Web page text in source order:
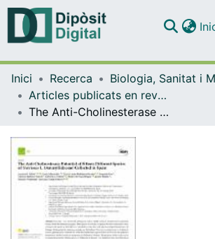
Navega per
Inici Recerca
Articles publicats en revistes (Biologia, Sanitat i Medi Ambient)
The Anti-Cholinesterase Potential of Fifteen Different Species of Narcissus L. (Amaryllidaceae) Collected in Spain